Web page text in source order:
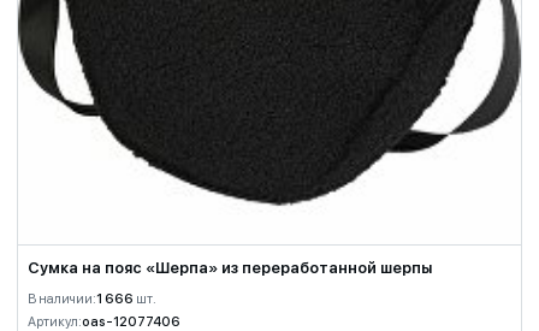
Сумка на пояс «Шерпа» из переработанной шерпы
В наличии:1 666 шт.
Артикул:oas-12077406